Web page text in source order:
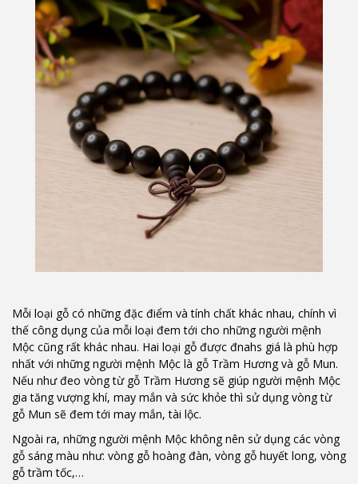
Mỗi loại gỗ có những đặc điểm và tính chất khác nhau, chính vì
thế công dụng của mỗi loại đem tới cho những người mệnh
Mộc cũng rất khác nhau. Hai loại gỗ được đnahs giá là phù hợp
nhất với những người mệnh Mộc là gỗ Trầm Hương và gỗ Mun.
Nếu như đeo vòng từ gỗ Trầm Hương sẽ giúp người mệnh Mộc
gia tăng vượng khí, may mắn và sức khỏe thì sử dụng vòng từ
gỗ Mun sẽ đem tới may mắn, tài lộc.
Ngoài ra, những người mệnh Mộc không nên sử dụng các vòng
gỗ sáng màu như: vòng gỗ hoàng đàn, vòng gỗ huyết long, vòng
gỗ trầm tốc,…